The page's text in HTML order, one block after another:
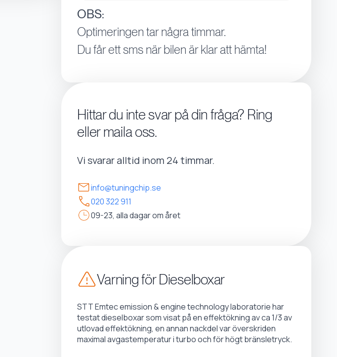
OBS:
Optimeringen tar några timmar.
Du får ett sms när bilen är klar att hämta!
Hittar du inte svar på din fråga? Ring
eller maila oss.
Vi svarar alltid inom 24 timmar.
info@tuningchip.se
020 322 911
09-23, alla dagar om året
Varning för Dieselboxar
STT Emtec emission & engine technology laboratorie har
testat dieselboxar som visat på en effektökning av ca 1/3 av
utlovad effektökning, en annan nackdel var överskriden
maximal avgastemperatur i turbo och för högt bränsletryck.